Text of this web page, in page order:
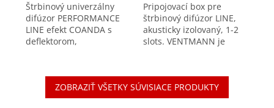
Štrbinový univerzálny
difúzor PERFORMANCE
LINE efekt COANDA s
deflektorom,
1000mm Elegantné a
zároveň flexibilné
riešenie pre akýkoľvek
Pripojovací box pre
štrbinový difúzor LINE,
akusticky izolovaný, 1-2
slots. VENTMANN je
difúzorov. Komponenty
zo sadrového
kompozitu...
ZOBRAZIŤ VŠETKY SÚVISIACE PRODUKTY